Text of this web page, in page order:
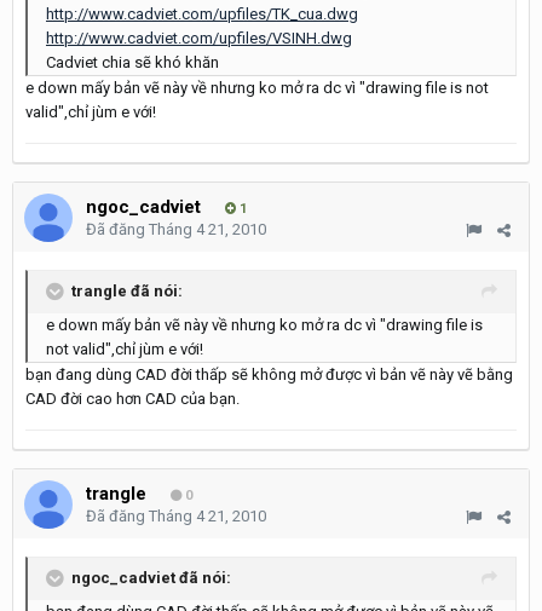
http://www.cadviet.com/upfiles/TK_cua.dwg
http://www.cadviet.com/upfiles/VSINH.dwg
Cadviet chia sẽ khó khăn
e down mấy bản vẽ này về nhưng ko mở ra dc vì "drawing file is not
valid",chỉ jùm e với!
ngoc_cadviet 1
Đã đăng Tháng 4 21, 2010
trangle đã nói:
e down mấy bản vẽ này về nhưng ko mở ra dc vì "drawing file is
not valid",chỉ jùm e với!
bạn đang dùng CAD đời thấp sẽ không mở được vì bản vẽ này vẽ bằng
CAD đời cao hơn CAD của bạn.
trangle 0
Đã đăng Tháng 4 21, 2010
ngoc_cadviet đã nói: